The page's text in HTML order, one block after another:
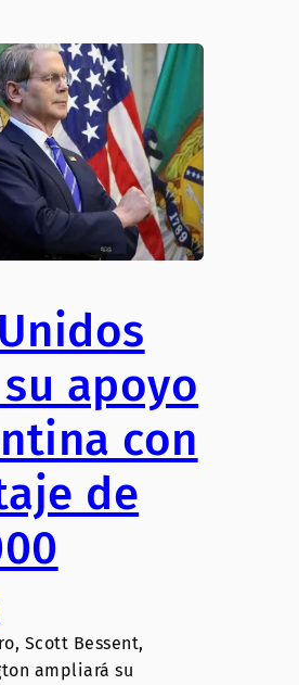
apoyo
con
de
Scott Bessent,
ampliará su